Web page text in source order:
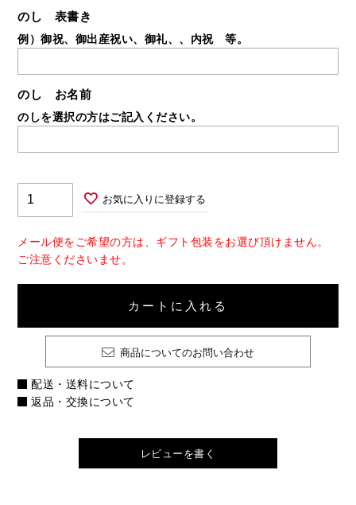
のし 表書き
例）御祝、御出産祝い、御礼、、内祝 等。
のし お名前
のしを選択の方はご記入ください。
お気に入りに登録する
メール便をご希望の方は、ギフト包装をお選び頂けません。
ご注意くださいませ。
カートに入れる
商品についてのお問い合わせ
配送・送料について
返品・交換について
レビューを書く